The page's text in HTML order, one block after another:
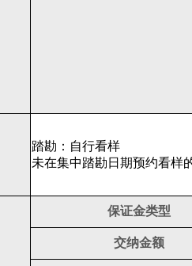
踏勘：自行看样
未在集中踏勘日期预约看样
保证金类型
交纳金额